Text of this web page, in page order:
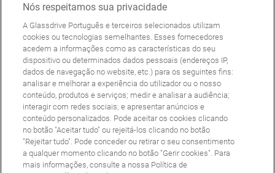
Política de CookiesPolítica de Privacidade
© Copyright Glassdrive. Todos os direitos reservados | 2025
Siga-nos
Nós respeitamos sua privacidade
A Glassdrive Português e terceiros selecionados utilizam
cookies ou tecnologias semelhantes. Esses fornecedores
acedem a informações como as características do seu
dispositivo ou determinados dados pessoais (endereços IP,
dados de navegação no website, etc.) para os seguintes fins:
analisar e melhorar a experiência do utilizador ou o nosso
conteúdo, produtos e serviços; medir e analisar a audiência;
interagir com redes sociais; e apresentar anúncios e
conteúdo personalizados. Pode aceitar os cookies clicando
no botão "Aceitar tudo" ou rejeitá-los clicando no botão
"Rejeitar tudo". Pode conceder ou retirar o seu consentimento
a qualquer momento clicando no botão "Gerir cookies". Para
mais informações, consulte a nossa Política de